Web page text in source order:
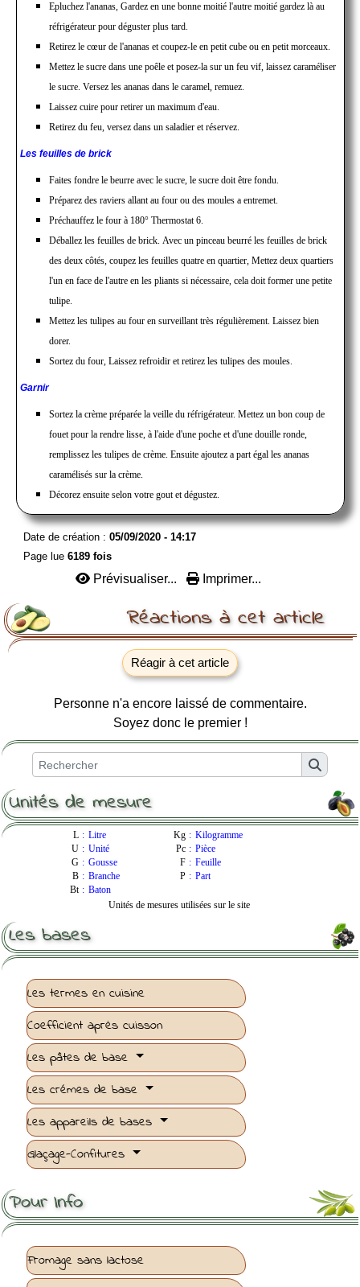
Unités de mesure
L : Litre Kg : Kilogramme
U : Unité Pc : Pièce
G : Gousse F : Feuille
B : Branche P : Part
Bt : Baton
Unités de mesures utilisées sur le site
Les bases
Les termes en cuisine
Coefficient après cuisson
Les pâtes de base
Les crémes de base
Les appareils de bases
Glaçage-Confitures
Pour Info
Fromage sans lactose
Epluchez l'ananas, Gardez en une bonne moitié l'autre moitié gardez là au
réfrigérateur pour déguster plus tard.
Retirez le cœur de l'ananas et coupez-le en petit cube ou en petit morceaux.
Mettez le sucre dans une poêle et posez-la sur un feu vif, laissez caraméliser
le sucre. Versez les ananas dans le caramel, remuez.
Laissez cuire pour retirer un maximum d'eau.
Retirez du feu, versez dans un saladier et réservez.
Les feuilles de brick
Faites fondre le beurre avec le sucre, le sucre doit être fondu.
Préparez des raviers allant au four ou des moules a entremet.
Préchauffez le four à 180° Thermostat 6.
Déballez les feuilles de brick. Avec un pinceau beurré les feuilles de brick
des deux côtés, coupez les feuilles quatre en quartier, Mettez deux quartiers
l'un en face de l'autre en les pliants si nécessaire, cela doit former une petite
tulipe.
Mettez les tulipes au four en surveillant très régulièrement. Laissez bien
dorer.
Sortez du four, Laissez refroidir et retirez les tulipes des moules.
Garnir
Sortez la crème préparée la veille du réfrigérateur. Mettez un bon coup de
fouet pour la rendre lisse, à l'aide d'une poche et d'une douille ronde,
remplissez les tulipes de crème. Ensuite ajoutez a part égal les ananas
caramélisés sur la crème.
Décorez ensuite selon votre gout et dégustez.
Date de création : 05/09/2020 - 14:17
Page lue 6189 fois
Prévisualiser... Imprimer...
Réactions à cet article
Réagir à cet article
Personne n'a encore laissé de commentaire.
Soyez donc le premier !